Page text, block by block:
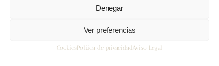
Denegar
Ver preferencias
CookiesPolítica de privacidad Aviso Legal
Bandana picnic